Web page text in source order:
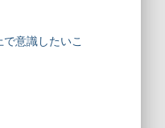
意識したいこ